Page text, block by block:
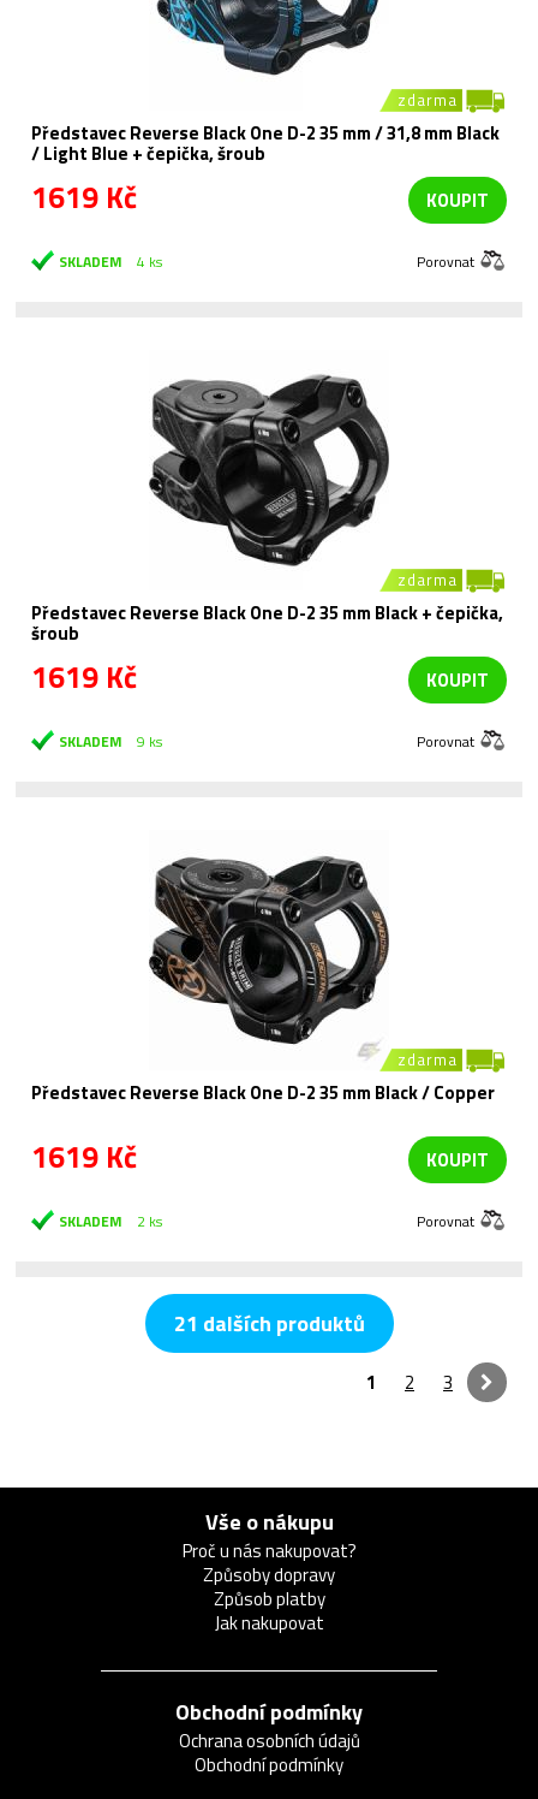
zdarma
Představec Reverse Black One D-2 35 mm / 31,8 mm Black
/ Light Blue + čepička, šroub
1619 Kč KOUPIT
SKLADEM 4 ks Porovnat
zdarma
Představec Reverse Black One D-2 35 mm Black + čepička,
šroub
1619 Kč KOUPIT
SKLADEM 9 ks Porovnat
zdarma
Představec Reverse Black One D-2 35 mm Black / Copper
1619 Kč KOUPIT
SKLADEM 2 ks Porovnat
21 dalších produktů
1 2 3
Vše o nákupu
Proč u nás nakupovat?
Způsoby dopravy
Způsob platby
Jak nakupovat
Obchodní podmínky
Ochrana osobních údajů
Obchodní podmínky